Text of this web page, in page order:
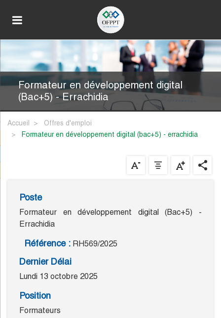
Formateur en développement digital
(Bac+5) - Errachidia
Accueil
Offres d'emploi
formateur en développement digital (bac+5) - errachidia
Poste
Formateur en développement digital (Bac+5) -
Errachidia
Référence : RH569/2025
Dernier Délai
Lundi 13 octobre 2025
Position
Formateurs